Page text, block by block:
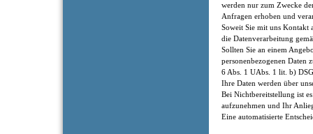
werden nur zum Zwecke
Anfragen erhoben und
Soweit Sie mit uns
die Datenverarbeitung
Sollten Sie an einem
personenbezogenen Daten
6 Abs. 1 UAbs. 1 lit. b)
Ihre Daten werden über
Bei Nichtbereitstellung ist
aufzunehmen und Ihr
Eine automatisierte